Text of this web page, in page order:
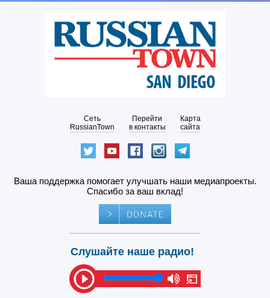
Сеть
RussianTown
Перейти
в контакты
Карта
сайта
Ваша поддержка помогает улучшать наши медиапроекты.
Спасибо за ваш вклад!
Слушайте наше радио!